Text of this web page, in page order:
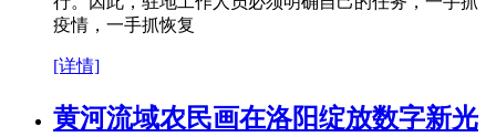
疫情，一手抓恢复
[详情]
黄河流域农民画在洛阳绽放数字新光